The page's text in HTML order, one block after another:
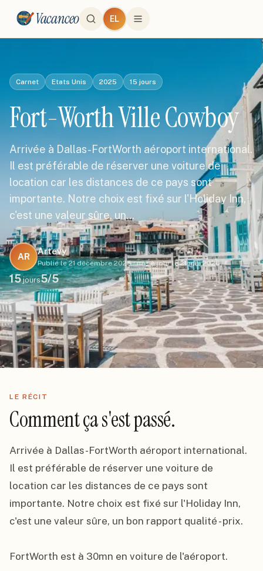
Vacanceo EL
Carnet Etats Unis 2025 15 jours
Fort-Worth Ville Cowboy
Arrivée à Dallas-FortWorth aéroport international.
Il est préférable de réserver une voiture de
location car les distances de ce pays sont
importante. Notre choix est fixé sur l'Holiday Inn,
c'est une valeur sûre, un…
AR
Artevy
Publié le 21 décembre 2025·mis à jour le 21 mai 2026
15jours5/5
LE RÉCIT
Comment ça s'est passé.
Arrivée à Dallas-FortWorth aéroport international.
Il est préférable de réserver une voiture de
location car les distances de ce pays sont
importante. Notre choix est fixé sur l'Holiday Inn,
c'est une valeur sûre, un bon rapport qualité - prix.
FortWorth est à 30mn en voiture de l'aéroport.